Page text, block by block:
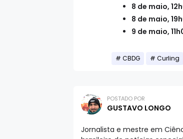
8 de maio,
8 de maio,
9 de maio,
CBDG Curling
POSTADO POR
GUSTAVO LONGO
Jornalista e mestre em